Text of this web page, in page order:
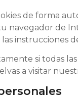
de forma
navegador de
instrucciones
si todas las
a visitar